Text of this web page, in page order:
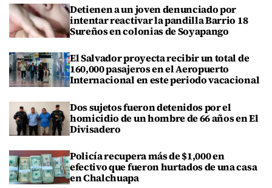
Detienen a un joven denunciado por
intentar reactivar la pandilla Barrio 18
Sureños en colonias de Soyapango
El Salvador proyecta recibir un total de
160,000 pasajeros en el Aeropuerto
Internacional en este periodo vacacional
Dos sujetos fueron detenidos por el
homicidio de un hombre de 66 años en El
Divisadero
Policía recupera más de $1,000 en
efectivo que fueron hurtados de una casa
en Chalchuapa